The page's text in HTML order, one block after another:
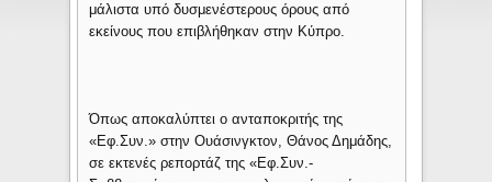
μάλιστα υπό δυσμενέστερους όρους από
εκείνους που επιβλήθηκαν στην Κύπρο.
Όπως αποκαλύπτει ο ανταποκριτής της
«Εφ.Συν.» στην Ουάσινγκτον, Θάνος Δημάδης,
σε εκτενές ρεπορτάζ της «Εφ.Συν.-